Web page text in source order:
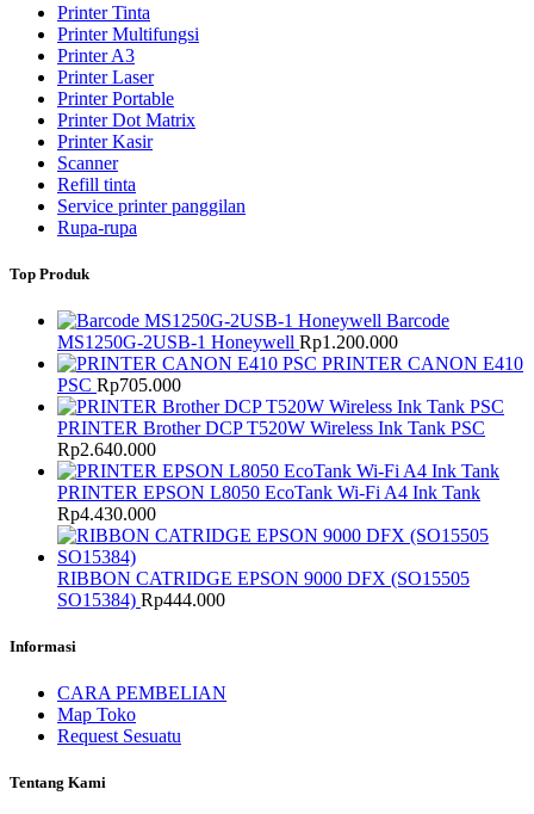
Printer Tinta
Printer Multifungsi
Printer A3
Printer Laser
Printer Portable
Printer Dot Matrix
Printer Kasir
Scanner
Refill tinta
Service printer panggilan
Rupa-rupa
Top Produk
Barcode
MS1250G-2USB-1 Honeywell Rp1.200.000
PRINTER CANON E410
PSC Rp705.000
PRINTER Brother DCP T520W Wireless Ink Tank PSC
Rp2.640.000
PRINTER EPSON L8050 EcoTank Wi-Fi A4 Ink Tank
Rp4.430.000
RIBBON CATRIDGE EPSON 9000 DFX (SO15505
SO15384) Rp444.000
Informasi
CARA PEMBELIAN
Map Toko
Request Sesuatu
Tentang Kami